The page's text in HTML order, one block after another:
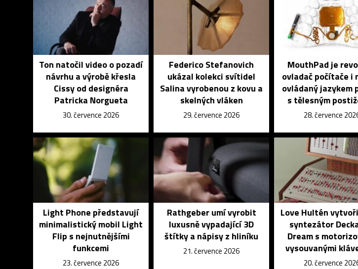
Ton natočil video o pozadí
návrhu a výrobě křesla
Cissy od designéra
Patricka Norgueta
30. července 2026
Federico Stefanovich
ukázal kolekci svítidel
Salina vyrobenou z kovu a
skelných vláken
29. července 2026
MouthPad je
ovladač počítače i
ovládaný jazykem
s tělesným
28. července
Light Phone představují
minimalistický mobil Light
Flip s nejnutnějšími
funkcemi
23. července 2026
Rathgeber umí vyrobit
luxusně vypadající 3D
štítky a nápisy z hliníku
21. července 2026
Love Hultén
syntezátor
Dream s
vysouvanými
20. července